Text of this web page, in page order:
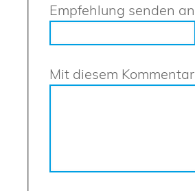
Empfehlung senden an
Mit diesem Kommentar